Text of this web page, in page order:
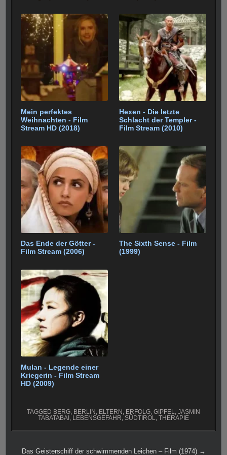
Mein perfektes
Weihnachten - Film
Stream HD (2018)
Hexen - Die letzte
Schlacht der Templer -
Film Stream (2010)
Das Ende der Götter -
Film Stream (2006)
The Sixth Sense - Film
(1999)
Mulan - Legende einer
Kriegerin - Film Stream
HD (2009)
TAGGED BERG, BERLIN , ELTERN , ERFOLG, GIPFEL, JASMIN
TABATABAI , LEBENSGEFAHR, SÜDTIROL, THERAPIE
Das Geisterschiff der schwimmenden Leichen – Film (1974) →